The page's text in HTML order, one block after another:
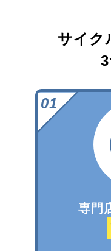
サイク
専門